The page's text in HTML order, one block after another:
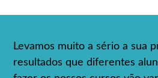
Levamos muito a sério a sua
resultados que diferentes